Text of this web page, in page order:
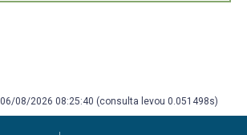
08/2026 08:25:40 (consulta levou 0.051498s)